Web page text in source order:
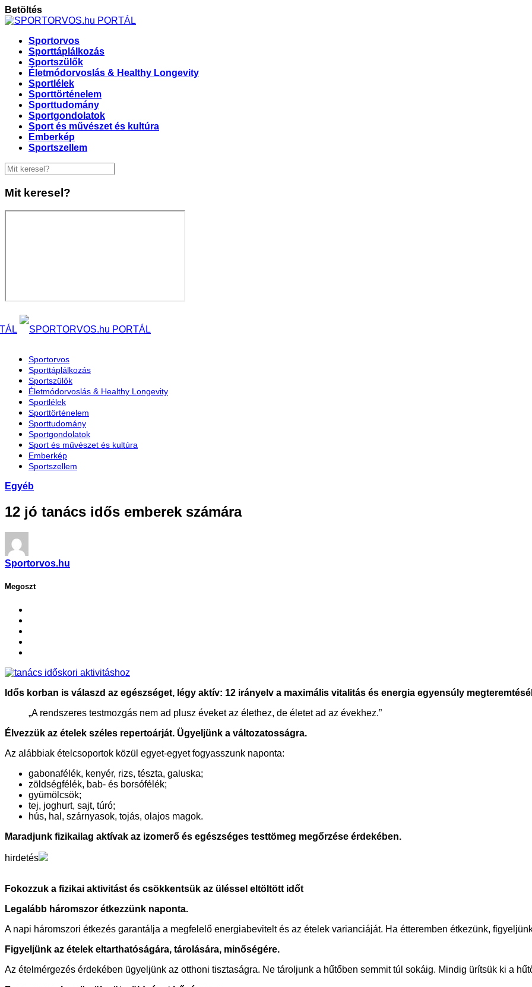
Betöltés
Sportorvos
Sporttáplálkozás
Sportszülők
Életmódorvoslás & Healthy Longevity
Sportlélek
Sporttörténelem
Sporttudomány
Sportgondolatok
Sport és művészet és kultúra
Emberkép
Sportszellem
Mit keresel?
Sportorvos
Sporttáplálkozás
Sportszülők
Életmódorvoslás & Healthy Longevity
Sportlélek
Sporttörténelem
Sporttudomány
Sportgondolatok
Sport és művészet és kultúra
Emberkép
Sportszellem
Egyéb
12 jó tanács idős emberek számára
Sportorvos.hu
Megoszt
Idős korban is válaszd az egészséget, légy aktív: 12 irányelv a maximális vitalitás és energia egyensúly
„A rendszeres testmozgás nem ad plusz éveket az élethez, de életet ad az évekhez.”
Élvezzük az ételek széles repertoárját. Ügyeljünk a változatosságra.
Az alábbiak ételcsoportok közül egyet-egyet fogyasszunk naponta:
gabonafélék, kenyér, rizs, tészta, galuska;
zöldségfélék, bab- és borsófélék;
gyümölcsök;
tej, joghurt, sajt, túró;
hús, hal, szárnyasok, tojás, olajos magok.
Maradjunk fizikailag aktívak az izomerő és egészséges testtömeg megőrzése érdekében.
hirdetés
Fokozzuk a fizikai aktivitást és csökkentsük az üléssel eltöltött időt
Legalább háromszor étkezzünk naponta.
A napi háromszori étkezés garantálja a megfelelő energiabevitelt és az ételek varianciáját. Ha étteremben étkezünk,
Figyeljünk az ételek eltarthatóságára, tárolására, minőségére.
Az ételmérgezés érdekében ügyeljünk az otthoni tisztaságra. Ne tároljunk a hűtőben semmit túl sokáig. Mindig ürítsük ki a